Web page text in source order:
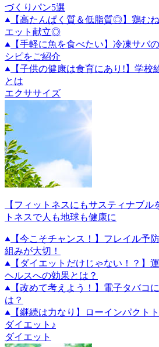
づくりパン5選
【高たんぱく質＆低脂質◎】鶏む
エット献立◎
【手軽に魚を食べたい】冷凍サバ
シピをご紹介
【子供の健康は食育にあり!】学
とは
エクササイズ
【フィットネスにもサスティナブル
トネスで人も地球も健康に
【今こそチャンス！】フレイル予
組みが大切！
【ダイエットだけじゃない！？】
ヘルスへの効果とは？
【改めて考えよう！】電子タバコ
は？
【継続は力なり】ローインパクト
ダイエット♪
ダイエット